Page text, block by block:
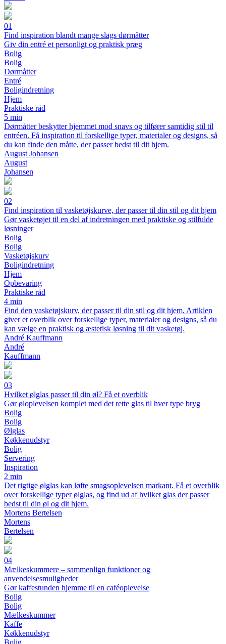
01
Find inspiration blandt mange slags dørmåtter
Giv din entré et personligt og praktisk præg
Bolig
Bolig
Dørmåtter
Entré
Boligindretning
Hjem
Praktiske råd
5 min
Dørmåtter beskytter hjemmet mod snavs og tilfører samtidig stil til
entréen. Få inspiration til forskellige typer, materialer og designs, så
du kan finde den måtte, der passer bedst til dit hjem.
August Johansen
August
Johansen
02
Find inspiration til vasketøjskurve, der passer til din stil og dit hjem
Gør vasketøjet til en del af indretningen med praktiske og stilfulde
løsninger
Bolig
Bolig
Vasketøjskurv
Boligindretning
Hjem
Opbevaring
Praktiske råd
4 min
Find den vasketøjskurv, der passer til din stil og dit hjem. Artiklen
giver et overblik over forskellige typer, materialer og designs, så du
kan vælge en praktisk og æstetisk løsning til dit vasketøj.
André Kauffmann
André
Kauffmann
03
Hvilket ølglas passer til din øl? Få et overblik
Gør øloplevelsen komplet med det rette glas til hver type bryg
Bolig
Bolig
Ølglas
Køkkenudstyr
Bolig
Servering
Inspiration
2 min
Det rigtige ølglas kan løfte smagsoplevelsen markant. Få et overblik
over forskellige typer ølglas, og find ud af hvilket glas der passer
bedst til din øl og dit hjem.
Mortens Bertelsen
Mortens
Bertelsen
04
Mælkeskummere – sammenlign funktioner og
anvendelsesmuligheder
Gør kaffestunden hjemme til en caféoplevelse
Bolig
Bolig
Mælkeskummer
Kaffe
Køkkenudstyr
Bolig